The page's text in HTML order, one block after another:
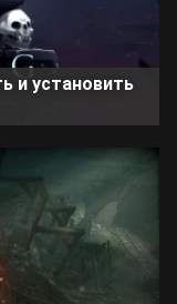
и установить